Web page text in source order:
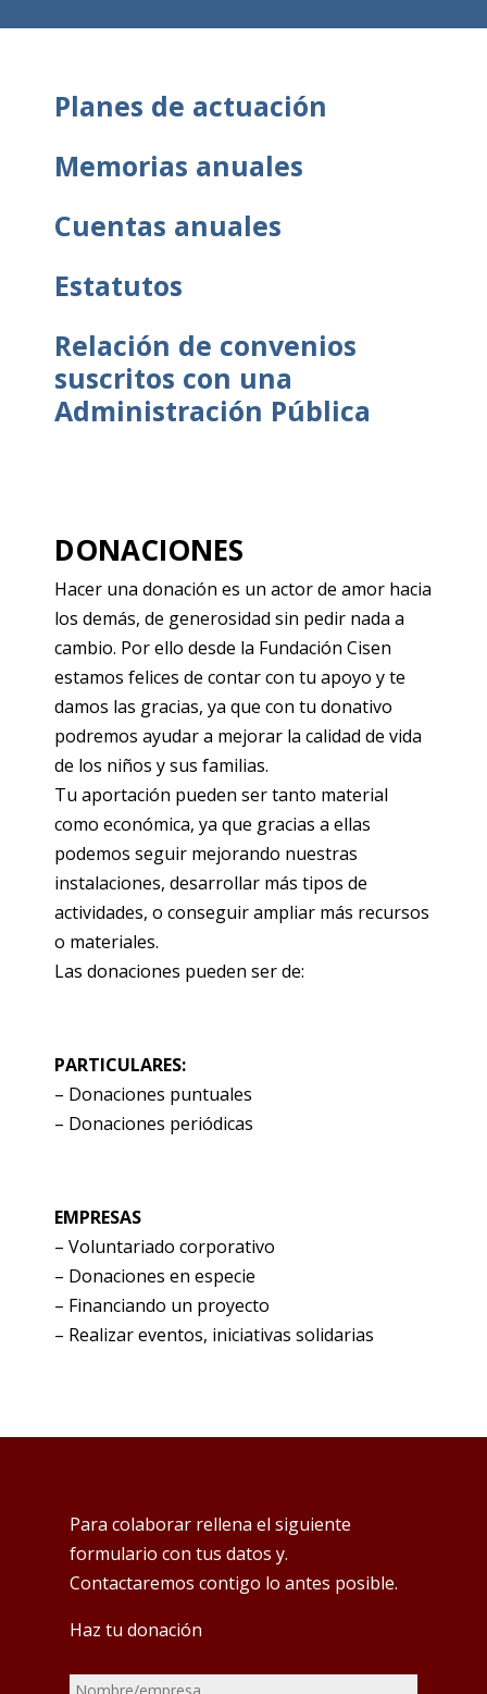
Planes de actuación
Memorias anuales
Cuentas anuales
Estatutos
Relación de convenios
suscritos con una
Administración Pública
DONACIONES
Hacer una donación es un actor de amor hacia
los demás, de generosidad sin pedir nada a
cambio. Por ello desde la Fundación Cisen
estamos felices de contar con tu apoyo y te
damos las gracias, ya que con tu donativo
podremos ayudar a mejorar la calidad de vida
de los niños y sus familias.
Tu aportación pueden ser tanto material
como económica, ya que gracias a ellas
podemos seguir mejorando nuestras
instalaciones, desarrollar más tipos de
actividades, o conseguir ampliar más recursos
o materiales.
Las donaciones pueden ser de:
PARTICULARES:
– Donaciones puntuales
– Donaciones periódicas
EMPRESAS
– Voluntariado corporativo
– Donaciones en especie
– Financiando un proyecto
– Realizar eventos, iniciativas solidarias
Para colaborar rellena el siguiente
formulario con tus datos y.
Contactaremos contigo lo antes posible.
Haz tu donación